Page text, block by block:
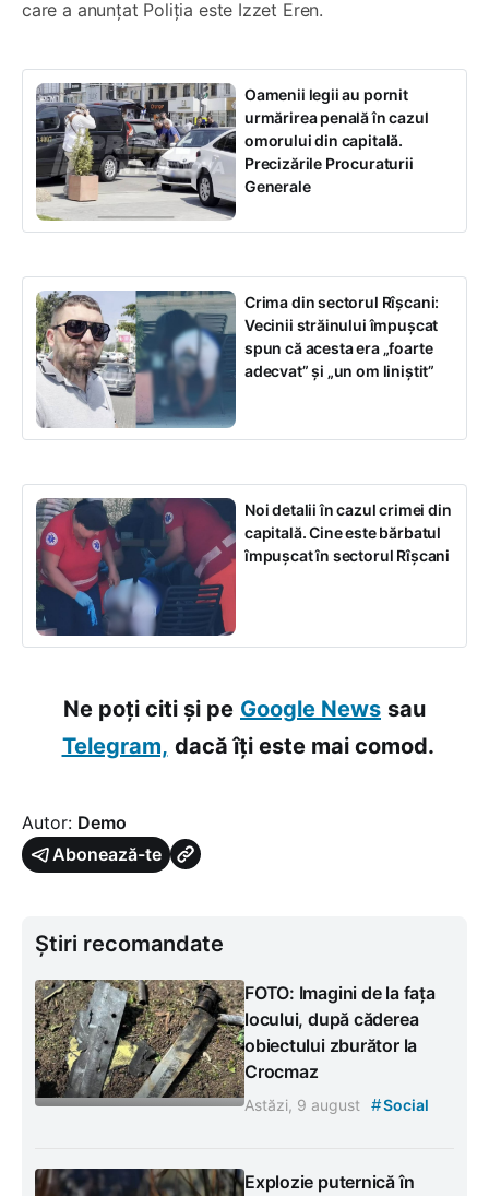
care a anunțat Poliția este Izzet Eren.
Oamenii legii au pornit
urmărirea penală în cazul
omorului din capitală.
Precizările Procuraturii
Generale
Crima din sectorul Rîșcani:
Vecinii străinului împușcat
spun că acesta era „foarte
adecvat” și „un om liniștit”
Noi detalii în cazul crimei din
capitală. Cine este bărbatul
împușcat în sectorul Rîșcani
Ne poți citi și pe Google News sau
Telegram, dacă îți este mai comod.
Autor: Demo
Abonează-te
Știri recomandate
FOTO: Imagini de la fața
locului, după căderea
obiectului zburător la
Crocmaz
Astăzi, 9 august #Social
Explozie puternică în